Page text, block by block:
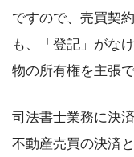
ですので、売買契
も、「登記」がな
物の所有権を主張
司法書士業務に決
不動産売買の決済